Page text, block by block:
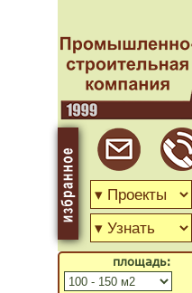
площадь: